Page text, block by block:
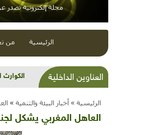
مجلة إلكترونية تصدر
الرئيسية من
العناوين الداخلية شذرات
الرئيسية » أخبار البيئة والتنمية »
العاهل المغربي يشكل